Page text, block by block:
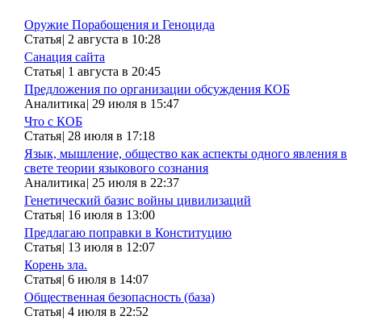
Оружие Порабощения и Геноцида
Статья| 2 августа в 10:28
Санация сайта
Статья| 1 августа в 20:45
Предложения по организации обсуждения КОБ
Аналитика| 29 июля в 15:47
Что с КОБ
Статья| 28 июля в 17:18
Язык, мышление, общество как аспекты одного явления в
свете теории языкового сознания
Аналитика| 25 июля в 22:37
Генетический базис войны цивилизаций
Статья| 16 июля в 13:00
Предлагаю поправки в Конституцию
Статья| 13 июля в 12:07
Корень зла.
Статья| 6 июля в 14:07
Общественная безопасность (база)
Статья| 4 июля в 22:52